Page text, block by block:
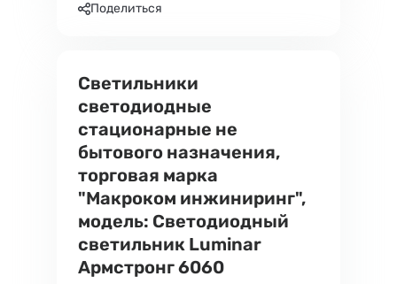
Поделиться
Светильники
светодиодные
стационарные не
бытового назначения,
торговая марка
"Макроком инжиниринг",
модель: Светодиодный
светильник Luminar
Армстронг 6060